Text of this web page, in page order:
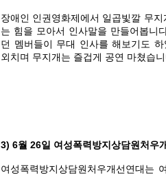
장애인 인권영화제에서 일곱빛깔 무
는 힘을 모아서 인사말을 만들어봅니
던 멤버들이 무대 인사를 해보기도 하
외치며 무지개는 즐겁게 공연 마쳤습니
3) 6월 26일 여성폭력방지상담원처우
여성폭력방지상담원처우개선연대는